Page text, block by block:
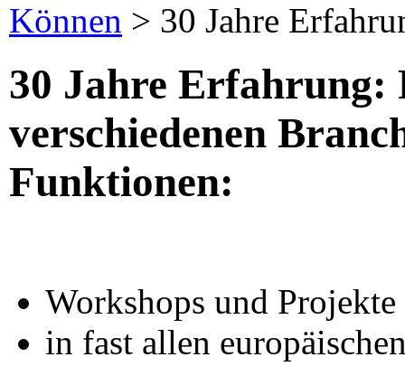
Können > 30 Jahre
30 Jahre Erfahrung:
verschiedenen
Funktionen:
Workshops und
in fast allen